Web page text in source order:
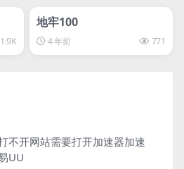
1.9K
地牢100
4 年前 771
不开网站需要打开加速器加速
UU